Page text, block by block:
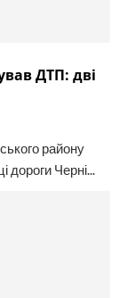
ДТП: дві
району
дороги Черні...